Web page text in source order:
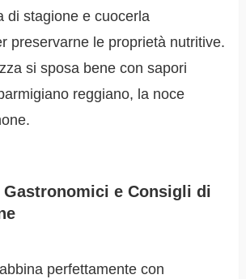
di stagione e cuocerla
preservarne le proprietà nutritive.
si sposa bene con sapori
reggiano, la noce
e Consigli di
perfettamente con